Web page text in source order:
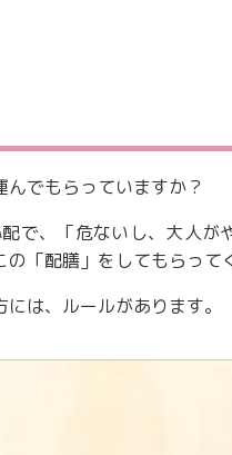
でもらっていますか？
で、「危ないし、大人が
「配膳」をしてもらって
は、ルールがあります。